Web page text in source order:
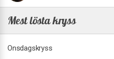
Mest lösta kryss
Onsdagskryss